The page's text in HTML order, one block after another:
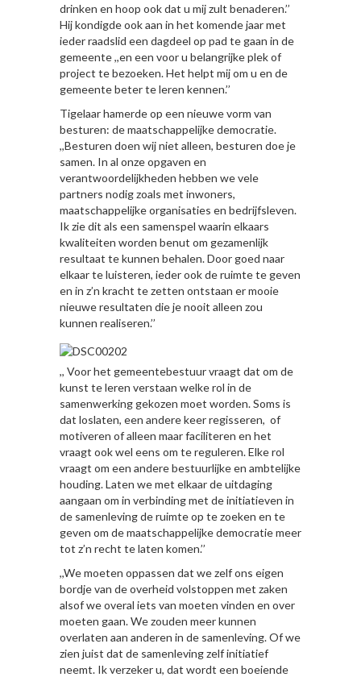
drinken en hoop ook dat u mij zult benaderen.’’
Hij kondigde ook aan in het komende jaar met
ieder raadslid een dagdeel op pad te gaan in de
gemeente ,,en een voor u belangrijke plek of
project te bezoeken. Het helpt mij om u en de
gemeente beter te leren kennen.’’
Tigelaar hamerde op een nieuwe vorm van
besturen: de maatschappelijke democratie.
,,Besturen doen wij niet alleen, besturen doe je
samen. In al onze opgaven en
verantwoordelijkheden hebben we vele
partners nodig zoals met inwoners,
maatschappelijke organisaties en bedrijfsleven.
Ik zie dit als een samenspel waarin elkaars
kwaliteiten worden benut om gezamenlijk
resultaat te kunnen behalen. Door goed naar
elkaar te luisteren, ieder ook de ruimte te geven
en in z’n kracht te zetten ontstaan er mooie
nieuwe resultaten die je nooit alleen zou
kunnen realiseren.’’
,, Voor het gemeentebestuur vraagt dat om de
kunst te leren verstaan welke rol in de
samenwerking gekozen moet worden. Soms is
dat loslaten, een andere keer regisseren, of
motiveren of alleen maar faciliteren en het
vraagt ook wel eens om te reguleren. Elke rol
vraagt om een andere bestuurlijke en ambtelijke
houding. Laten we met elkaar de uitdaging
aangaan om in verbinding met de initiatieven in
de samenleving de ruimte op te zoeken en te
geven om de maatschappelijke democratie meer
tot z’n recht te laten komen.’’
,,We moeten oppassen dat we zelf ons eigen
bordje van de overheid volstoppen met zaken
alsof we overal iets van moeten vinden en over
moeten gaan. We zouden meer kunnen
overlaten aan anderen in de samenleving. Of we
zien juist dat de samenleving zelf initiatief
neemt. Ik verzeker u, dat wordt een boeiende